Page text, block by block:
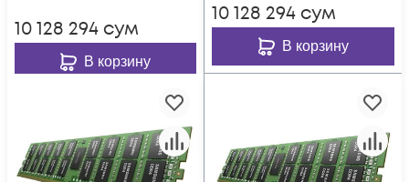
10 128 294 сум
В корзину
10 128 294 сум
В корзину